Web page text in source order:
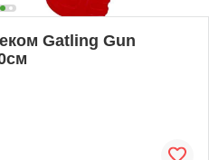
Gatling Gun